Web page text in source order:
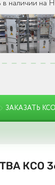
в наличии на
ЗАКАЗАТЬ КСО
КСО